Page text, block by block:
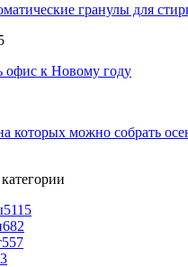
гранулы для
офис к Новому году
которых можно собрать
5115
682
557